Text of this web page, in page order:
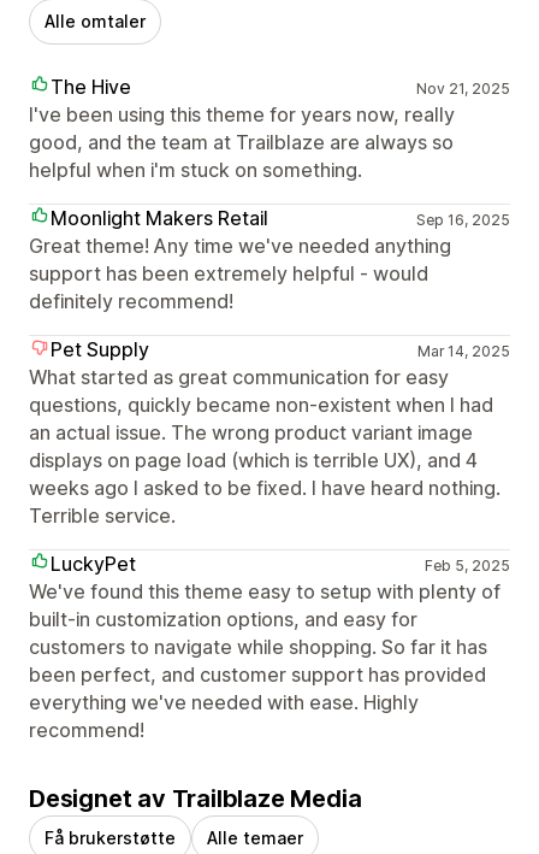
Alle omtaler
The Hive Nov 21, 2025
I've been using this theme for years now, really
good, and the team at Trailblaze are always so
helpful when i'm stuck on something.
Moonlight Makers Retail
Sep 16, 2025
Great theme! Any time we've needed anything
support has been extremely helpful - would
definitely recommend!
Pet Supply
Mar 14, 2025
What started as great communication for easy
questions, quickly became non-existent when I had
an actual issue. The wrong product variant image
displays on page load (which is terrible UX), and 4
weeks ago I asked to be fixed. I have heard nothing.
Terrible service.
LuckyPet
Feb 5, 2025
We've found this theme easy to setup with plenty of
built-in customization options, and easy for
customers to navigate while shopping. So far it has
been perfect, and customer support has provided
everything we've needed with ease. Highly
recommend!
Designet av Trailblaze Media
Få brukerstøtte Alle temaer